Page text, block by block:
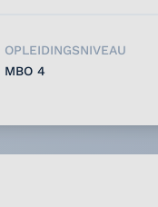
OPLEIDINGSNIVEAU
MBO 4